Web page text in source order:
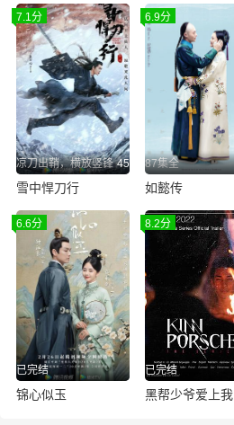
7.1分
凉刀出鞘，横放竖锋 45
雪中悍刀行
6.9分
87集全
如懿传
6.6分
已完结
锦心似玉
8.2分
已完结
黑帮少爷爱上我